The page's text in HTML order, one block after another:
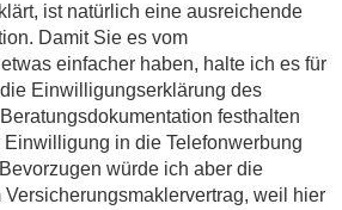
ist natürlich eine ausreichende
Damit Sie es vom
einfacher haben, halte ich es für
Einwilligungserklärung des
festhalten
in die Telefonwerbung
würde ich aber die
weil hier